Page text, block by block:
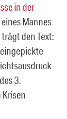
in der
Mannes
trägt den Text:
3.
Krisen